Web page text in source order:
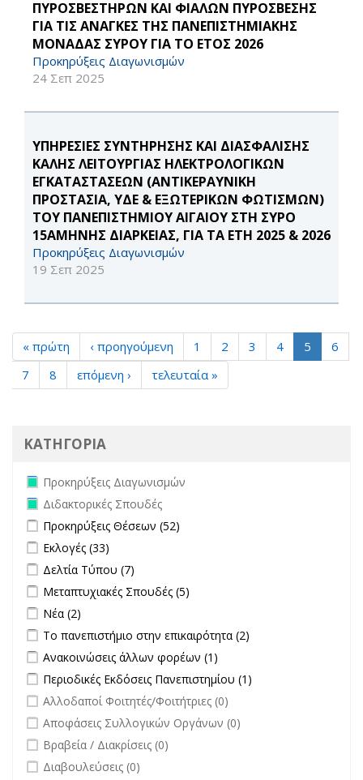
ΠΥΡΟΣΒΕΣΤΗΡΩΝ ΚΑΙ ΦΙΑΛΩΝ ΠΥΡΟΣΒΕΣΗΣ
ΓΙΑ ΤΙΣ ΑΝΑΓΚΕΣ ΤΗΣ ΠΑΝΕΠΙΣΤΗΜΙΑΚΗΣ
ΜΟΝΑΔΑΣ ΣΥΡΟΥ ΓΙΑ ΤΟ ΕΤΟΣ 2026
Προκηρύξεις Διαγωνισμών
24 Σεπ 2025
ΥΠΗΡΕΣΙΕΣ ΣΥΝΤΗΡΗΣΗΣ ΚΑΙ ΔΙΑΣΦΑΛΙΣΗΣ
ΚΑΛΗΣ ΛΕΙΤΟΥΡΓΙΑΣ ΗΛΕΚΤΡΟΛΟΓΙΚΩΝ
ΕΓΚΑΤΑΣΤΑΣΕΩΝ (ΑΝΤΙΚΕΡΑΥΝΙΚΗ
ΠΡΟΣΤΑΣΙΑ, ΥΔΕ & ΕΞΩΤΕΡΙΚΩΝ ΦΩΤΙΣΜΩΝ)
ΤΟΥ ΠΑΝΕΠΙΣΤΗΜΙΟΥ ΑΙΓΑΙΟΥ ΣΤΗ ΣΥΡΟ
15ΑΜΗΝΗΣ ΔΙΑΡΚΕΙΑΣ, ΓΙΑ ΤΑ ΕΤΗ 2025 & 2026
Προκηρύξεις Διαγωνισμών
19 Σεπ 2025
« πρώτη ‹ προηγούμενη 1 2 3 4 5
6
7
8 επόμενη › τελευταία »
ΚΑΤΗΓΟΡΙΑ
Remove Προκηρύξεις Διαγωνισμών filter
Προκηρύξεις Διαγωνισμών
Remove Διδακτορικές Σπουδές filter
Διδακτορικές Σπουδές
Apply Προκηρύξεις Θέσεων filter
Προκηρύξεις Θέσεων (52)
Apply Εκλογές filter
Εκλογές (33)
Apply Δελτία Τύπου filter
Δελτία Τύπου (7)
Apply Μεταπτυχιακές Σπουδές filter
Μεταπτυχιακές Σπουδές (5)
Apply Νέα filter
Νέα (2)
Apply Το πανεπιστήμιο στην επικαιρότητα filter
Το πανεπιστήμιο στην επικαιρότητα (2)
Apply Ανακοινώσεις άλλων φορέων filter
Ανακοινώσεις άλλων φορέων (1)
Apply Περιοδικές Εκδόσεις Πανεπιστημίου filter
Περιοδικές Εκδόσεις Πανεπιστημίου (1)
undefined
Αλλοδαποί Φοιτητές/Φοιτήτριες (0)
undefined
Αποφάσεις Συλλογικών Οργάνων (0)
undefined
Βραβεία / Διακρίσεις (0)
undefined
Διαβουλεύσεις (0)